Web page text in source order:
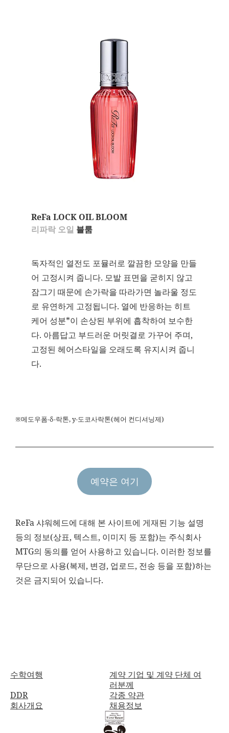
ReFa LOCK OIL BLOOM
리파락 오일 블룸
독자적인 열전도 포뮬러로 깔끔한 모양을 만들
어 고정시켜 줍니다. 모발 표면을 굳히지 않고
잠그기 때문에 손가락을 따라가면 놀라울 정도
로 유연하게 고정됩니다. 열에 반응하는 히트
케어 성분*이 손상된 부위에 흡착하여 보수한
다. 아름답고 부드러운 머릿결로 가꾸어 주며,
고정된 헤어스타일을 오래도록 유지시켜 줍니
다.
※메도우폼-δ-락톤, y-도코사락톤(헤어 컨디셔닝제)
예약은 여기
ReFa 샤워헤드에 대해 본 사이트에 게재된 기능 설명
등의 정보(상표, 텍스트, 이미지 등 포함)는 주식회사
MTG의 동의를 얻어 사용하고 있습니다. 이러한 정보를
무단으로 사용(복제, 변경, 업로드, 전송 등을 포함)하는
것은 금지되어 있습니다.
수학여행
계약 기업 및 계약 단체 여
러분께
DDR
각종 약관
회사개요
채용정보